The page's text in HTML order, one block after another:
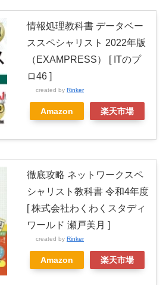
情報処理教科書 データベー
ススペシャリスト 2022年版
（EXAMPRESS） [ ITのプ
ロ46 ]
created by Rinker
Amazon 楽天市場
徹底攻略 ネットワークスペ
シャリスト教科書 令和4年度
[ 株式会社わくわくスタディ
ワールド 瀬戸美月 ]
created by Rinker
Amazon 楽天市場